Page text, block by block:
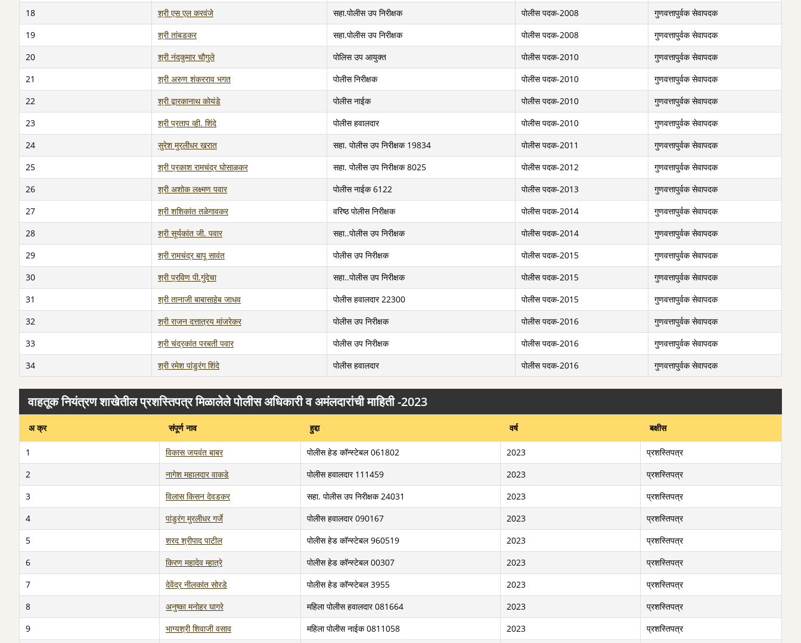
18
श्री एस एल करवंजे सहा.पोलीस उप निरीक्षक पोलीस पदक-2008
गुणवत्तापुर्वक सेवापदक
19
श्री तांबडकर सहा.पोलीस उप निरीक्षक पोलीस पदक-2008
गुणवत्तापुर्वक सेवापदक
20
श्री नंदकुमार चौगुले पोलिस उप आयुक्त पोलीस पदक-2010
गुणवत्तापुर्वक सेवापदक
21
श्री अरुण शंकरराव भगत पोलीस निरीक्षक पोलीस पदक-2010
गुणवत्तापुर्वक सेवापदक
22
श्री द्वारकानाथ कोयंडे पोलीस नाईक पोलीस पदक-2010
गुणवत्तापुर्वक सेवापदक
23
श्री प्रताप व्ही. शिंदे पोलीस हवालदार पोलीस पदक-2010
गुणवत्तापुर्वक सेवापदक
24
सुरेश मुरलीधर खरात सहा. पोलीस उप निरीक्षक 19834 पोलीस पदक-2011
गुणवत्तापुर्वक सेवापदक
25
श्री प्रकाश रामचंद्र घोसाळकर सहा. पोलीस उप निरीक्षक 8025 पोलीस पदक-2012
गुणवत्तापुर्वक सेवापदक
26
श्री अशोक लक्ष्मण पवार पोलीस नाईक 6122 पोलीस पदक-2013
गुणवत्तापुर्वक सेवापदक
27
श्री शशिकांत तळेगावकर वरिष्ठ पोलीस निरीक्षक पोलीस पदक-2014
गुणवत्तापुर्वक सेवापदक
28
श्री सूर्यकांत जी. पवार सहा..पोलीस उप निरीक्षक पोलीस पदक-2014
गुणवत्तापुर्वक सेवापदक
29
श्री रामचंद्र बापू सावंत पोलीस उप निरीक्षक पोलीस पदक-2015
गुणवत्तापुर्वक सेवापदक
30
श्री प्रविण पी.गुंदेचा सहा..पोलीस उप निरीक्षक पोलीस पदक-2015
गुणवत्तापुर्वक सेवापदक
31
श्री तानाजी बाबासाहेब जाधव पोलीस हवालदार 22300 पोलीस पदक-2015
गुणवत्तापुर्वक सेवापदक
32
श्री राजन दत्तात्रय मांजरेकर पोलीस उप निरीक्षक पोलीस पदक-2016
गुणवत्तापुर्वक सेवापदक
33
श्री चंद्रकांत परबती पवार पोलीस उप निरीक्षक पोलीस पदक-2016
गुणवत्तापुर्वक सेवापदक
34
श्री रमेश पांडुरंग शिंदे पोलीस हवालदार पोलीस पदक-2016 गुणवत्तापुर्वक सेवापदक
वाहतूक नियंत्रण शाखेतील प्रशस्तिपत्र मिळालेले पोलीस अधिकारी व अमंलदारांची माहिती -2023
अ क्र संपूर्ण नाव हुद्दा वर्ष बक्षीस
1 विकास जयवंत बाबर पोलीस हेड कॉन्स्टेबल 061802 2023
प्रशस्तिपत्र
2
नागेश महालदार वाकडे पोलीस हवालदार 111459 2023
प्रशस्तिपत्र
3
विलास किसन देवडकर सहा. पोलीस उप निरीक्षक 24031 2023
प्रशस्तिपत्र
4
पांडुरंग मुरलीधर गर्जे पोलीस हवालदार 090167 2023
प्रशस्तिपत्र
5
शरद श्रीपाद पाटील पोलीस हेड कॉन्स्टेबल 960519 2023
प्रशस्तिपत्र
6
किरण महादेव म्हात्रे पोलीस हेड कॉन्स्टेबल 00307 2023
प्रशस्तिपत्र
7
देवेंद्र नीलकांत सोरडे पोलीस हेड कॉन्स्टेबल 3955 2023
प्रशस्तिपत्र
8
अनुष्का मनोहर घागरे महिला पोलीस हवालदार 081664 2023
प्रशस्तिपत्र
9
भाग्यश्री शिवाजी वसाव महिला पोलीस नाईक 0811058 2023 प्रशस्तिपत्र